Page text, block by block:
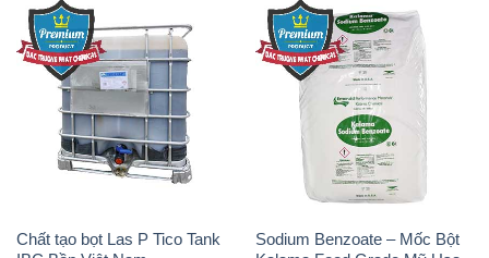
Chất tạo bọt Las P Tico Tank
IBC Bồn Việt Nam
Sodium Benzoate – Mốc Bột
Kalama Food Grade Mỹ Usa